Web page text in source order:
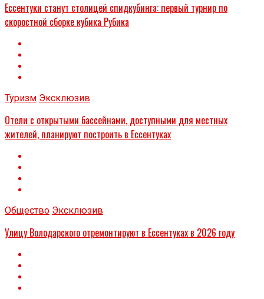
Ессентуки станут столицей спидкубинга: первый турнир по
скоростной сборке кубика Рубика
Туризм Эксклюзив
Отели с открытыми бассейнами, доступными для местных
жителей, планируют построить в Ессентуках
Общество Эксклюзив
Улицу Володарского отремонтируют в Ессентуках в 2026 году